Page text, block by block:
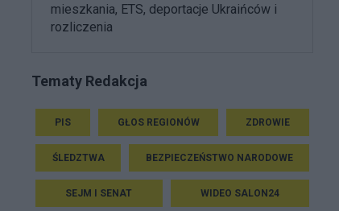
mieszkania, ETS, deportacje Ukraińców i
rozliczenia
Tematy Redakcja
PIS GŁOS REGIONÓW ZDROWIE
ŚLEDZTWA BEZPIECZEŃSTWO NARODOWE
SEJM I SENAT WIDEO SALON24